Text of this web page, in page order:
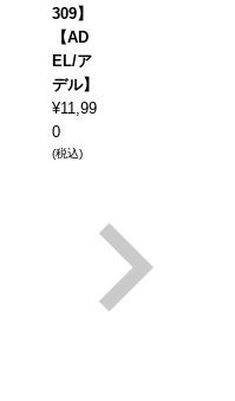
309】
【AD
EL/ア
デル】
¥11,99
0
(税込)